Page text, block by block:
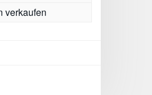
verkaufen